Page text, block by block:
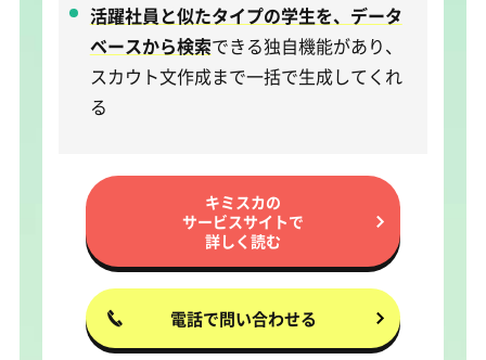
活躍社員と似たタイプの学生を、データ
ベースから検索できる独自機能があり、
スカウト文作成まで一括で生成してくれ
る
キミスカの
サービスサイトで
詳しく読む
電話で問い合わせる